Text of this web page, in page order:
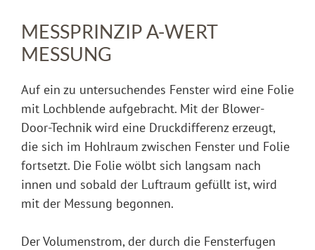
MESSPRINZIP A-WERT
MESSUNG
Auf ein zu untersuchendes Fenster wird eine Folie
mit Lochblende aufgebracht. Mit der Blower-
Door-Technik wird eine Druckdifferenz erzeugt,
die sich im Hohlraum zwischen Fenster und Folie
fortsetzt. Die Folie wölbt sich langsam nach
innen und sobald der Luftraum gefüllt ist, wird
mit der Messung begonnen.
Der Volumenstrom, der durch die Fensterfugen